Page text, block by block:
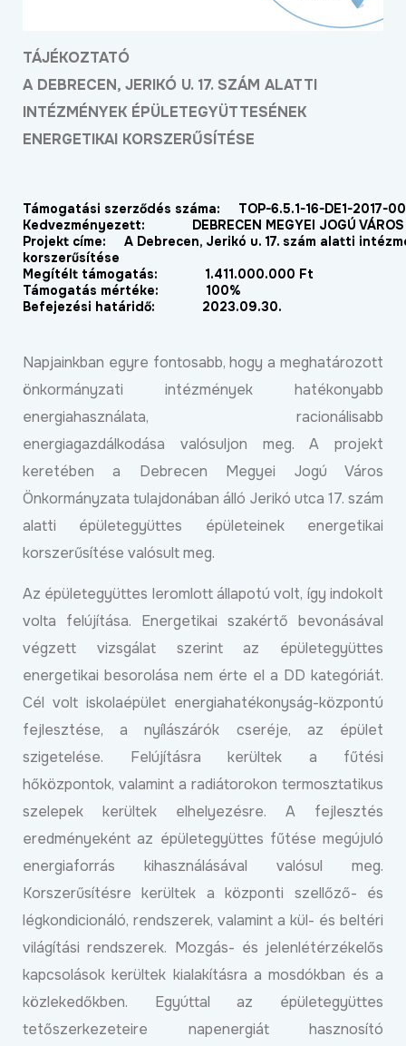
TÁJÉKOZTATÓ
A DEBRECEN, JERIKÓ U. 17. SZÁM ALATTI
INTÉZMÉNYEK ÉPÜLETEGYÜTTESÉNEK
ENERGETIKAI KORSZERŰSÍTÉSE
Támogatási szerződés száma: TOP-6.5.1-16-DE1-2017-
Kedvezményezett: DEBRECEN MEGYEI JOGÚ VÁROS
Projekt címe: A Debrecen, Jerikó u. 17. szám alatti
korszerűsítése
Megítélt támogatás: 1.411.000.000 Ft
Támogatás mértéke: 100%
Befejezési határidő: 2023.09.30.
Napjainkban egyre fontosabb, hogy a meghatározott
önkormányzati intézmények hatékonyabb
energiahasználata, racionálisabb
energiagazdálkodása valósuljon meg. A projekt
keretében a Debrecen Megyei Jogú Város
Önkormányzata tulajdonában álló Jerikó utca 17. szám
alatti épületegyüttes épületeinek energetikai
korszerűsítése valósult meg.
Az épületegyüttes leromlott állapotú volt, így indokolt
volta felújítása. Energetikai szakértő bevonásával
végzett vizsgálat szerint az épületegyüttes
energetikai besorolása nem érte el a DD kategóriát.
Cél volt iskolaépület energiahatékonyság-központú
fejlesztése, a nyílászárók cseréje, az épület
szigetelése. Felújításra kerültek a fűtési
hőközpontok, valamint a radiátorokon termosztatikus
szelepek kerültek elhelyezésre. A fejlesztés
eredményeként az épületegyüttes fűtése megújuló
energiaforrás kihasználásával valósul meg.
Korszerűsítésre kerültek a központi szellőző- és
légkondicionáló, rendszerek, valamint a kül- és beltéri
világítási rendszerek. Mozgás- és jelenlétérzékelős
kapcsolások kerültek kialakításra a mosdókban és a
közlekedőkben. Egyúttal az épületegyüttes
tetőszerkezeteire napenergiát hasznosító